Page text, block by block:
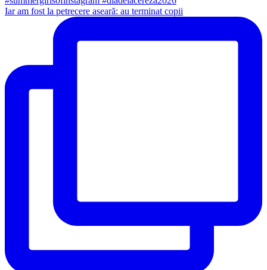
Iar am fost la petrecere aseară: au terminat copii